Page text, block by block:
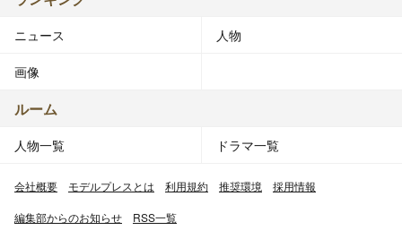
ニュース 人物
画像
ルーム
人物一覧 ドラマ一覧
会社概要 モデルプレスとは 利用規約 推奨環境 採用情報
編集部からのお知らせ RSS一覧